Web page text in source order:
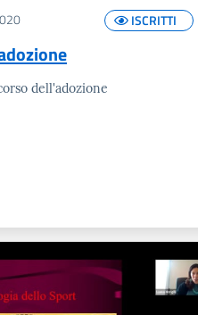
ISCRITTI
dell'adozione